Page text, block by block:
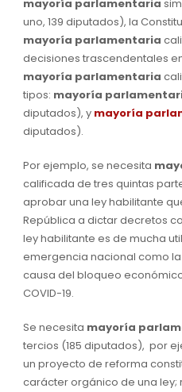
mayoría parlamentaria
uno, 139 diputados), la
mayoría parlamentaria
decisiones trascendentales
mayoría parlamentaria
tipos: mayoría
diputados), y mayoría
diputados).
Por ejemplo, se necesita
calificada de tres quintas
aprobar una ley habilitante
República a dictar decretos
ley habilitante es de mucha
emergencia nacional como
causa del bloqueo
COVID-19.
Se necesita mayoría
tercios (185 diputados), por
un proyecto de reforma
carácter orgánico de una